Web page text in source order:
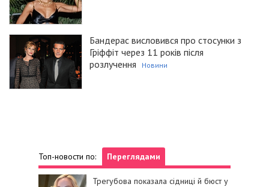
Бандерас висловився про стосунки з
Гріффіт через 11 років після
розлучення
Новини
Топ-новости по: Переглядами
Трегубова показала сідниці й бюст у